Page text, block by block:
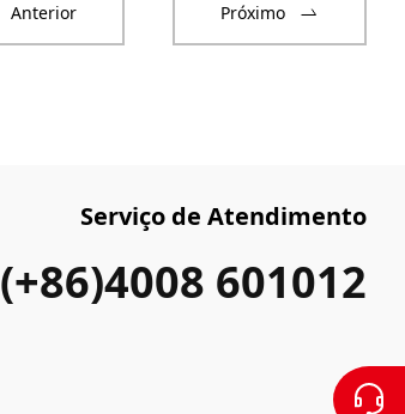
Anterior Próximo
Serviço de Atendimento
(+86)4008 601012